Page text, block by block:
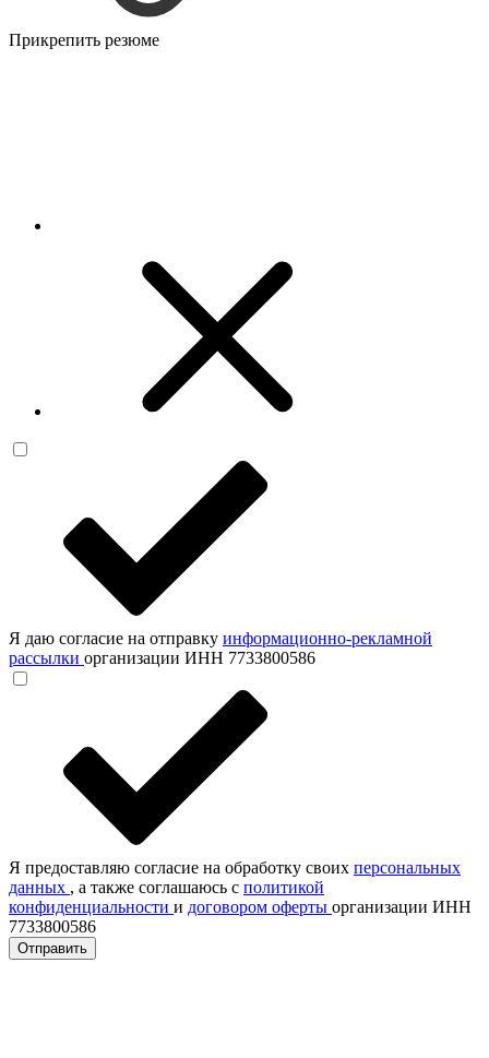
Прикрепить резюме
Я даю согласие на отправку информационно-рекламной
рассылки организации ИНН 7733800586
Я предоставляю согласие на обработку своих персональных
данных , а также соглашаюсь с политикой
конфиденциальности и договором оферты организации ИНН
7733800586
Отправить